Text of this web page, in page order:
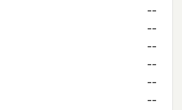
--
--
--
--
--
--